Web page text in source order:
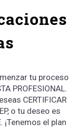
tu proceso
PROFESIONAL.
CERTIFICAR
o tu deseo es
¡Tenemos el plan